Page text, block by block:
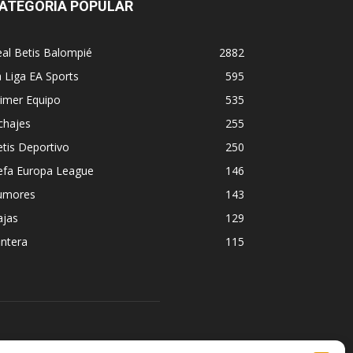
POPULAR
Betis Balompié
2882
Liga EA Sports
595
Equipo
535
255
Deportivo
250
Europa League
146
143
129
115